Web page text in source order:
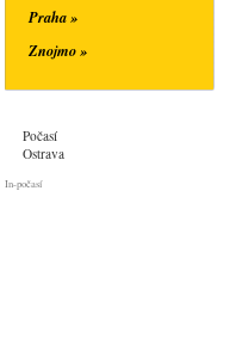
Praha »
Znojmo »
Počasí
Ostrava
In-počasí